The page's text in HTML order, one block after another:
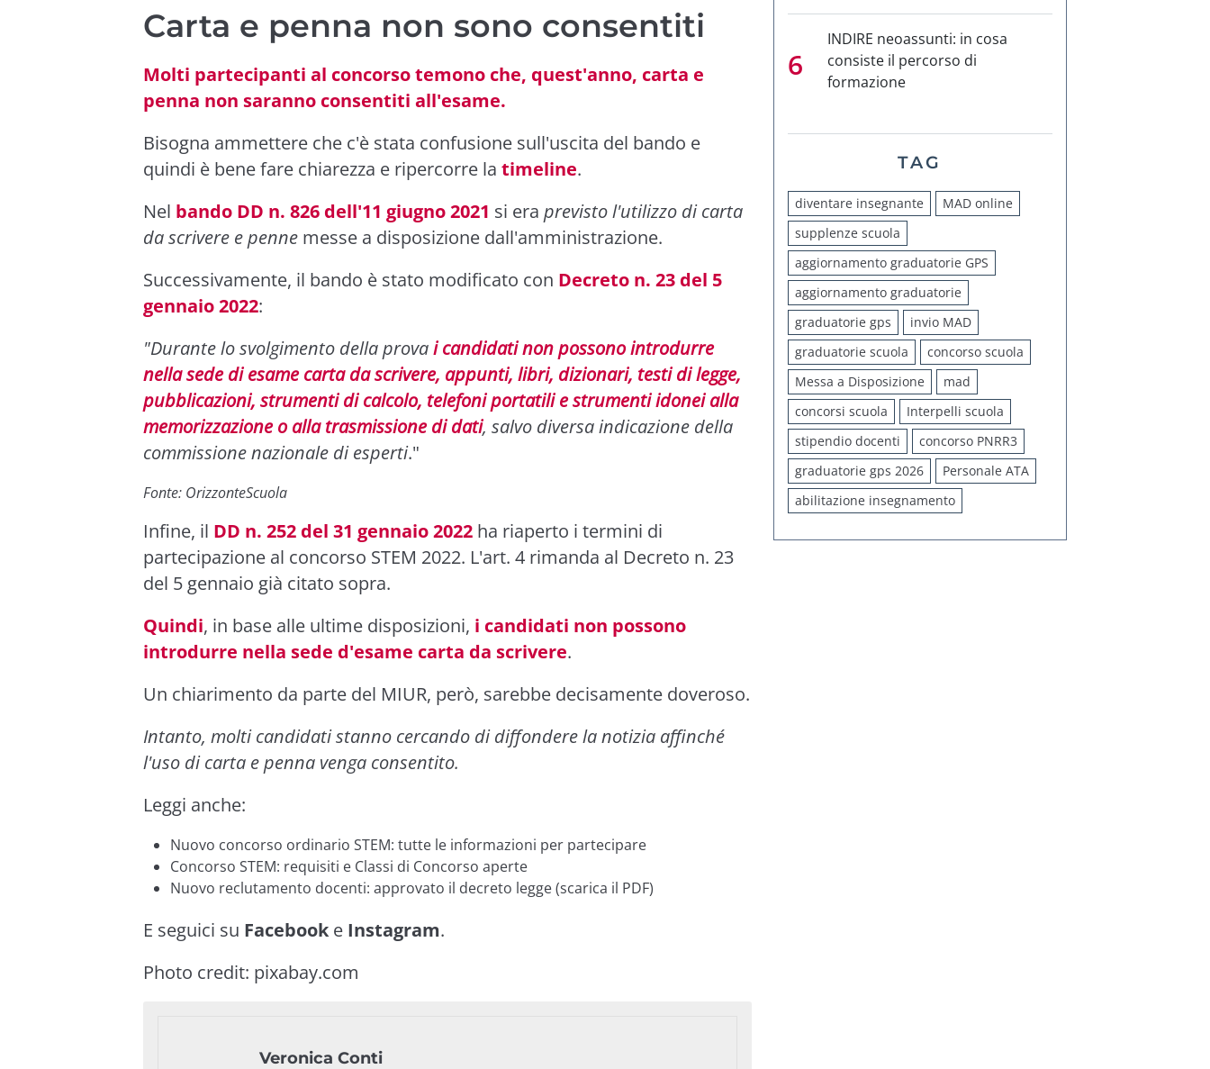
Carta e penna non sono consentiti
Molti partecipanti al concorso temono che, quest'anno, carta e
penna non saranno consentiti all'esame.
Bisogna ammettere che c'è stata confusione sull'uscita del bando e
quindi è bene fare chiarezza e ripercorre la timeline.
Nel bando DD n. 826 dell'11 giugno 2021 si era previsto l'utilizzo di carta
da scrivere e penne messe a disposizione dall'amministrazione.
Successivamente, il bando è stato modificato con Decreto n. 23 del 5
gennaio 2022:
"Durante lo svolgimento della provai candidati non possono introdurre
nella sede di esame carta da scrivere, appunti, libri, dizionari, testi di legge,
pubblicazioni, strumenti di calcolo, telefoni portatili e strumenti idonei alla
memorizzazione o alla trasmissione di dati, salvo diversa indicazione della
commissione nazionale di esperti."
Fonte: OrizzonteScuola
Infine, il DD n. 252 del 31 gennaio 2022 ha riaperto i termini di
partecipazione al concorso STEM 2022. L'art. 4 rimanda al Decreto n. 23
del 5 gennaio già citato sopra.
Quindi, in base alle ultime disposizioni, i candidati non possono
introdurre nella sede d'esame carta da scrivere.
Un chiarimento da parte del MIUR, però, sarebbe decisamente doveroso.
Intanto, molti candidati stanno cercando di diffondere la notizia affinché
l'uso di carta e penna venga consentito.
Leggi anche:
Nuovo concorso ordinario STEM: tutte le informazioni per partecipare
Concorso STEM: requisiti e Classi di Concorso aperte
Nuovo reclutamento docenti: approvato il decreto legge (scarica il PDF)
E seguici su Facebook e Instagram.
Photo credit: pixabay.com
Veronica Conti
INDIRE neoassunti: in cosa
consiste il percorso di
formazione
TAG
diventare insegnante
MAD online
supplenze scuola
aggiornamento graduatorie GPS
aggiornamento graduatorie
graduatorie gps
invio MAD
graduatorie scuola
concorso scuola
Messa a Disposizione
mad
concorsi scuola
Interpelli scuola
stipendio docenti
concorso PNRR3
graduatorie gps 2026
Personale ATA
abilitazione insegnamento